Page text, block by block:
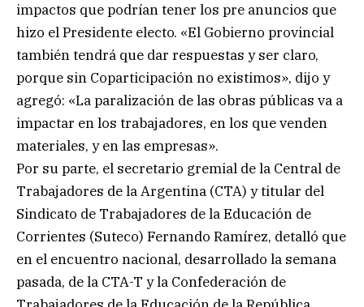
impactos que podrían tener los pre anuncios que
hizo el Presidente electo. «El Gobierno provincial
también tendrá que dar respuestas y ser claro,
porque sin Coparticipación no existimos», dijo y
agregó: «La paralización de las obras públicas va a
impactar en los trabajadores, en los que venden
materiales, y en las empresas».
Por su parte, el secretario gremial de la Central de
Trabajadores de la Argentina (CTA) y titular del
Sindicato de Trabajadores de la Educación de
Corrientes (Suteco) Fernando Ramírez, detalló que
en el encuentro nacional, desarrollado la semana
pasada, de la CTA-T y la Confederación de